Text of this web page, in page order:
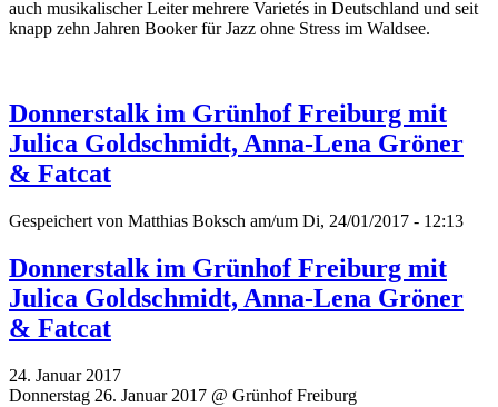
auch musikalischer Leiter mehrere Varietés in Deutschland und seit
knapp zehn Jahren Booker für Jazz ohne Stress im Waldsee.
Donnerstalk im Grünhof Freiburg mit
Julica Goldschmidt, Anna-Lena Gröner
& Fatcat
Gespeichert von Matthias Boksch am/um Di, 24/01/2017 - 12:13
Donnerstalk im Grünhof Freiburg mit
Julica Goldschmidt, Anna-Lena Gröner
& Fatcat
24. Januar 2017
Donnerstag 26. Januar 2017 @ Grünhof Freiburg